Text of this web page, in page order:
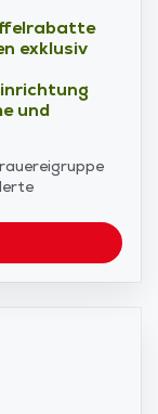
exklusiv
und